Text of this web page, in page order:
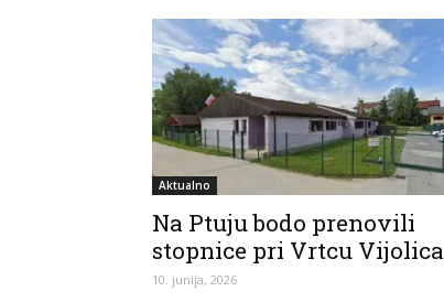
Aktualno
Na Ptuju bodo prenovili
stopnice pri Vrtcu Vijolica
10. junija, 2026